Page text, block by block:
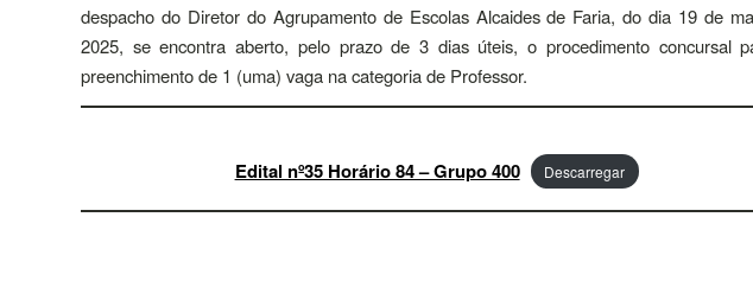
despacho do Diretor do Agrupamento de Escolas Alcaides de Faria, do dia 19 de
2025, se encontra aberto, pelo prazo de 3 dias úteis, o procedimento concursal
preenchimento de 1 (uma) vaga na categoria de Professor.
Edital nº35 Horário 84 – Grupo 400 Descarregar